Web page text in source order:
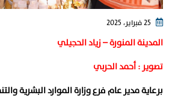
المدينة المنورة – زياد الحجيلي
تصوير : أحمد الحربي
برعاية مدير عام فرع وزارة الموارد البشرية